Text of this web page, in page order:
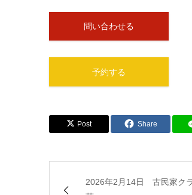
問い合わせる
予約する
Post Share
2026年2月14日 古民家ク